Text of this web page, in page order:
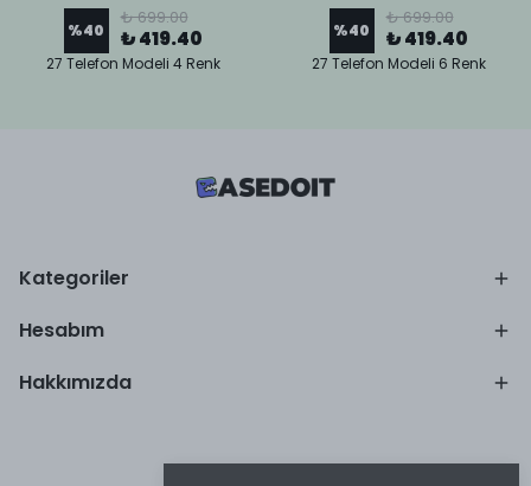
%40
₺ 699.00
₺ 419.40
27 Telefon Modeli 4 Renk
%40
₺ 699.00
₺ 419.40
27 Telefon Modeli 6 Renk
Kategoriler
Hesabım
Hakkımızda